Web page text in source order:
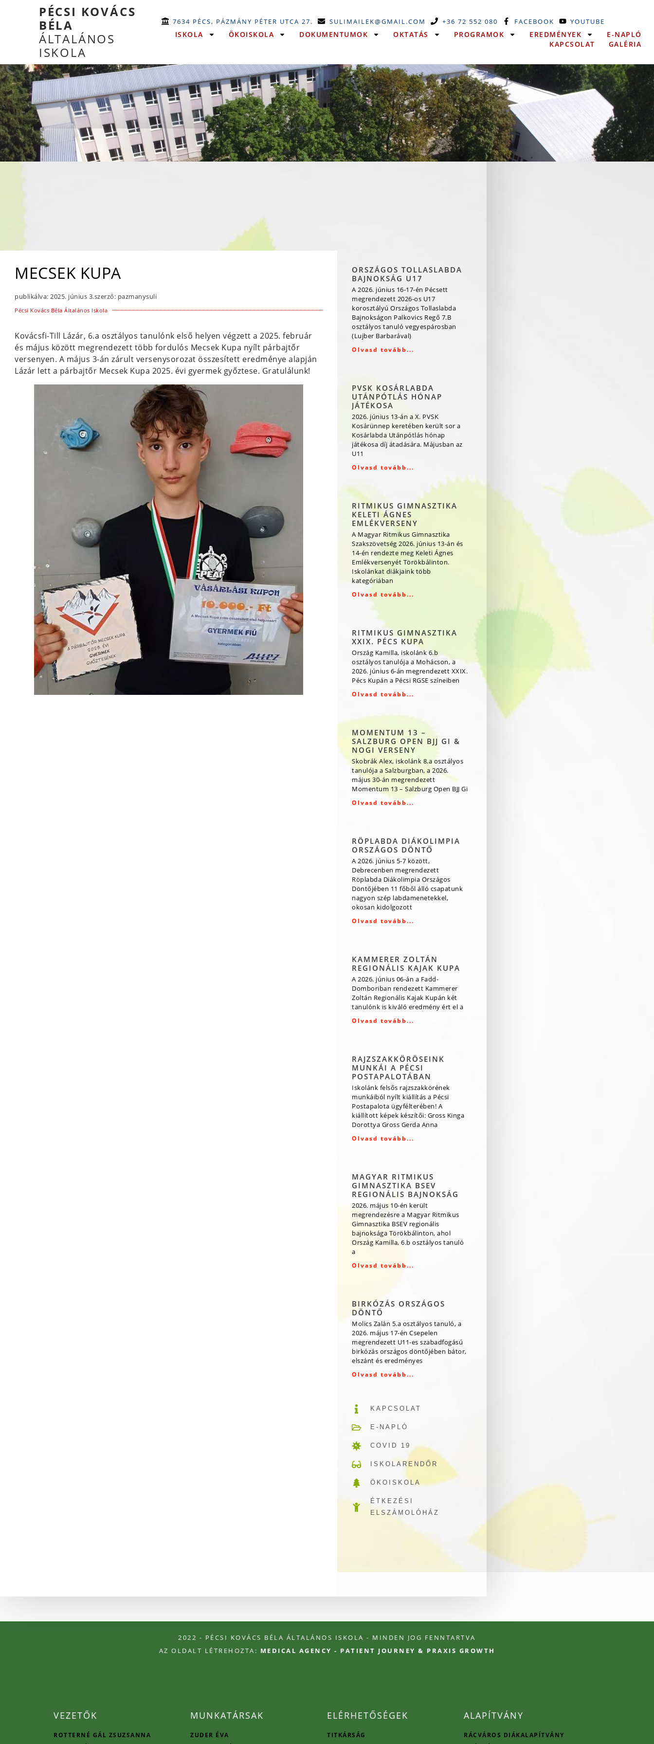
PÉCSI KOVÁCS
BÉLA
ÁLTALÁNOS
ISKOLA
7634 PÉCS, PÁZMÁNY PÉTER UTCA 27. SULIMAILEK@GMAIL.COM +36 72 552 080 FACEBOOK YOUTUBE
ISKOLA ÖKOISKOLA DOKUMENTUMOK OKTATÁS PROGRAMOK EREDMÉNYEK
E-NAPLÓ
KAPCSOLAT
GALÉRIA
MECSEK KUPA
publikálva: 2025. június 3.szerző: pazmanysuli
Pécsi Kovács Béla Általános Iskola
Kovácsfi-Till Lázár, 6.a osztályos tanulónk első helyen végzett a 2025. február
és május között megrendezett több fordulós Mecsek Kupa nyílt párbajtőr
versenyen. A május 3-án zárult versenysorozat összesített eredménye alapján
Lázár lett a párbajtőr Mecsek Kupa 2025. évi gyermek győztese. Gratulálunk!
ORSZÁGOS TOLLASLABDA
BAJNOKSÁG U17
A 2026. június 16-17-én Pécsett
megrendezett 2026-os U17
korosztályú Országos Tollaslabda
Bajnokságon Palkovics Regő 7.B
osztályos tanuló vegyespárosban
(Lujber Barbarával)
Olvasd tovább...
PVSK KOSÁRLABDA
UTÁNPÓTLÁS HÓNAP
JÁTÉKOSA
2026. június 13-án a X. PVSK
Kosárünnep keretében került sor a
Kosárlabda Utánpótlás hónap
játékosa díj átadására. Májusban az
U11
Olvasd tovább...
RITMIKUS GIMNASZTIKA
KELETI ÁGNES
EMLÉKVERSENY
A Magyar Ritmikus Gimnasztika
Szakszövetség 2026. június 13-án és
14-én rendezte meg Keleti Ágnes
Emlékversenyét Törökbálinton.
Iskolánkat diákjaink több
kategóriában
Olvasd tovább...
RITMIKUS GIMNASZTIKA
XXIX. PÉCS KUPA
Ország Kamilla, iskolánk 6.b
osztályos tanulója a Mohácson, a
2026. június 6-án megrendezett XXIX.
Pécs Kupán a Pécsi RGSE színeiben
Olvasd tovább...
MOMENTUM 13 –
SALZBURG OPEN BJJ GI &
NOGI VERSENY
Skobrák Alex, iskolánk 8.a osztályos
tanulója a Salzburgban, a 2026.
május 30-án megrendezett
Momentum 13 – Salzburg Open BJJ Gi
Olvasd tovább...
RÖPLABDA DIÁKOLIMPIA
ORSZÁGOS DÖNTŐ
A 2026. június 5-7 között,
Debrecenben megrendezett
Röplabda Diákolimpia Országos
Döntőjében 11 főből álló csapatunk
nagyon szép labdamenetekkel,
okosan kidolgozott
Olvasd tovább...
KAMMERER ZOLTÁN
REGIONÁLIS KAJAK KUPA
A 2026. június 06-án a Fadd-
Domboriban rendezett Kammerer
Zoltán Regionális Kajak Kupán két
tanulónk is kiváló eredmény ért el a
Olvasd tovább...
RAJZSZAKKÖRÖSEINK
MUNKÁI A PÉCSI
POSTAPALOTÁBAN
Iskolánk felsős rajzszakkörének
munkáiból nyílt kiállítás a Pécsi
Postapalota ügyfélterében! A
kiállított képek készítői: Gross Kinga
Dorottya Gross Gerda Anna
Olvasd tovább...
MAGYAR RITMIKUS
GIMNASZTIKA BSEV
REGIONÁLIS BAJNOKSÁG
2026. május 10-én került
megrendezésre a Magyar Ritmikus
Gimnasztika BSEV regionális
bajnoksága Törökbálinton, ahol
Ország Kamilla, 6.b osztályos tanuló
a
Olvasd tovább...
BIRKÓZÁS ORSZÁGOS
DÖNTŐ
Molics Zalán 5.a osztályos tanuló, a
2026. május 17-én Csepelen
megrendezett U11-es szabadfogású
birkózás országos döntőjében bátor,
elszánt és eredményes
Olvasd tovább...
KAPCSOLAT
E-NAPLÓ
COVID 19
ISKOLARENDŐR
ÖKOISKOLA
ÉTKEZÉSI
ELSZÁMOLÓHÁZ
2022 - PÉCSI KOVÁCS BÉLA ÁLTALÁNOS ISKOLA - MINDEN JOG FENNTARTVA
AZ OLDALT LÉTREHOZTA: MEDICAL AGENCY - PATIENT JOURNEY & PRAXIS GROWTH
VEZETŐK
ROTTERNÉ GÁL ZSUZSANNA
MUNKATÁRSAK
ZUDER ÉVA
ELÉRHETŐSÉGEK
TITKÁRSÁG
ALAPÍTVÁNY
RÁCVÁROS DIÁKALAPÍTVÁNY